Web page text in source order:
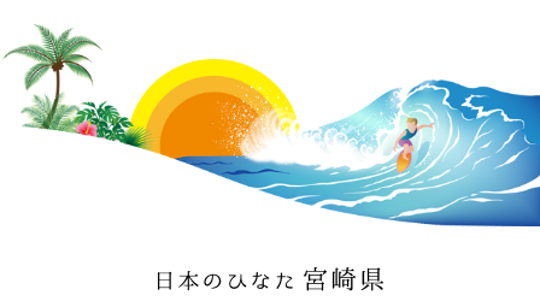
日本のひなた 宮崎県